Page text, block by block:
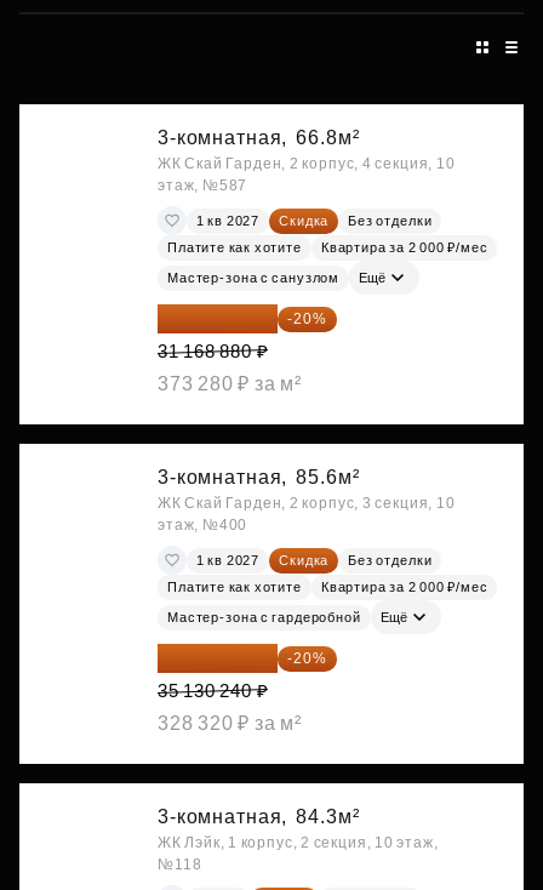
3-комнатная, 66.8м²
ЖК Скай Гарден, 2 корпус, 4 секция, 10
этаж, №587
1 кв 2027 Скидка
Без отделки
Платите как хотите
Квартира за 2 000 ₽/мес
Мастер-зона с санузлом Ещё
24 935 104 ₽ -20%
31 168 880 ₽
373 280 ₽ за м²
3-комнатная, 85.6м²
ЖК Скай Гарден, 2 корпус, 3 секция, 10
этаж, №400
1 кв 2027 Скидка
Без отделки
Платите как хотите
Квартира за 2 000 ₽/мес
Мастер-зона с гардеробной Ещё
28 104 192 ₽ -20%
35 130 240 ₽
328 320 ₽ за м²
3-комнатная, 84.3м²
ЖК Лэйк, 1 корпус, 2 секция, 10 этаж,
№118